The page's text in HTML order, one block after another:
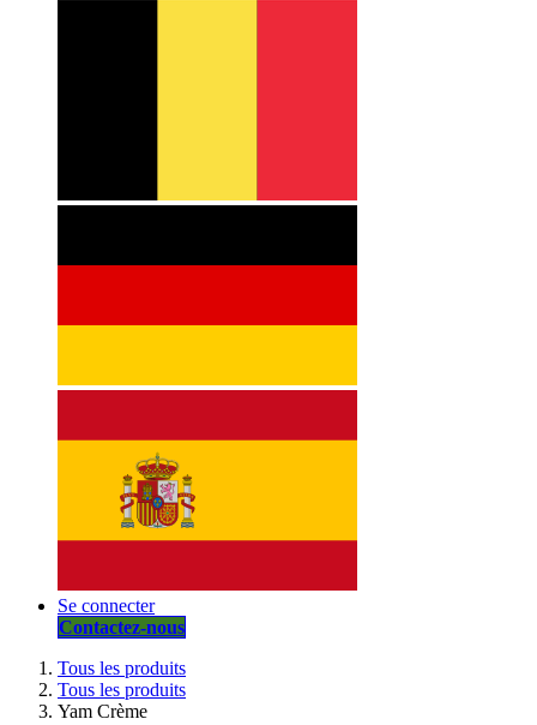
Se connecter
Contactez-nous
Tous les produits
Tous les produits
Yam Crème